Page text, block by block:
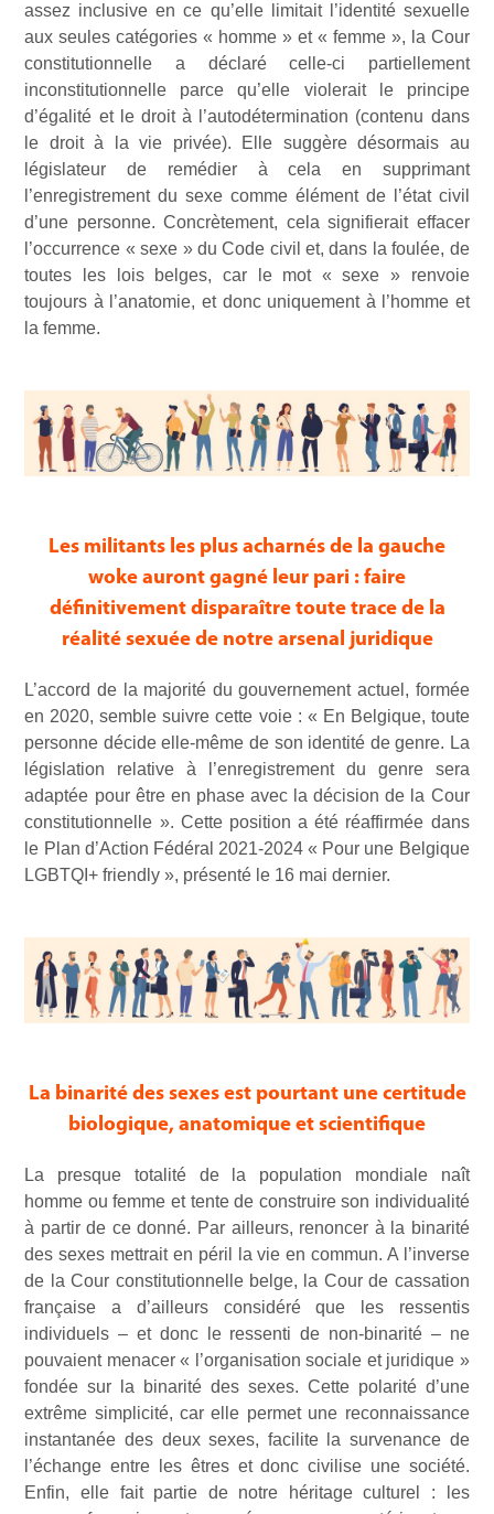
assez inclusive en ce qu’elle limitait l’identité sexuelle
aux seules catégories « homme » et « femme », la Cour
constitutionnelle a déclaré celle-ci partiellement
inconstitutionnelle parce qu’elle violerait le principe
d’égalité et le droit à l’autodétermination (contenu dans
le droit à la vie privée). Elle suggère désormais au
législateur de remédier à cela en supprimant
l’enregistrement du sexe comme élément de l’état civil
d’une personne. Concrètement, cela signifierait effacer
l’occurrence « sexe » du Code civil et, dans la foulée, de
toutes les lois belges, car le mot « sexe » renvoie
toujours à l’anatomie, et donc uniquement à l’homme et
la femme.
Les militants les plus acharnés de la gauche
woke auront gagné leur pari : faire
définitivement disparaître toute trace de la
réalité sexuée de notre arsenal juridique
L’accord de la majorité du gouvernement actuel, formée
en 2020, semble suivre cette voie : « En Belgique, toute
personne décide elle-même de son identité de genre. La
législation relative à l’enregistrement du genre sera
adaptée pour être en phase avec la décision de la Cour
constitutionnelle ». Cette position a été réaffirmée dans
le Plan d’Action Fédéral 2021-2024 « Pour une Belgique
LGBTQI+ friendly », présenté le 16 mai dernier.
La binarité des sexes est pourtant une certitude
biologique, anatomique et scientifique
La presque totalité de la population mondiale naît
homme ou femme et tente de construire son individualité
à partir de ce donné. Par ailleurs, renoncer à la binarité
des sexes mettrait en péril la vie en commun. A l’inverse
de la Cour constitutionnelle belge, la Cour de cassation
française a d’ailleurs considéré que les ressentis
individuels – et donc le ressenti de non-binarité – ne
pouvaient menacer « l’organisation sociale et juridique »
fondée sur la binarité des sexes. Cette polarité d’une
extrême simplicité, car elle permet une reconnaissance
instantanée des deux sexes, facilite la survenance de
l’échange entre les êtres et donc civilise une société.
Enfin, elle fait partie de notre héritage culturel : les